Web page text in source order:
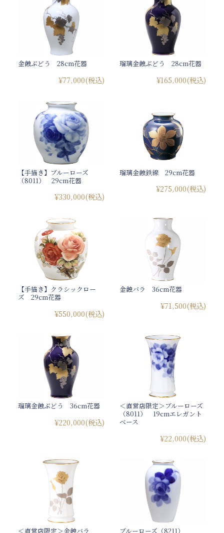
金蝕ぶどう 28cm花器
¥77,000(税込)
瑠璃金蝕ぶどう 28cm花器
¥165,000(税込)
【手描き】ブルーローズ
（8011） 29cm花器
¥330,000(税込)
瑠璃金蝕鉄線 29cm花器
¥275,000(税込)
【手描き】クラシックロー
ズ 29cm花器
¥550,000(税込)
金蝕バラ 36cm花器
¥71,500(税込)
瑠璃金蝕ぶどう 36cm花器
¥220,000(税込)
＜直営店限定＞ブルーローズ
（8011） 19cmエレガント
ベース
¥22,000(税込)
＜直営店限定＞金蝕バラ ブルーローズ（8211）